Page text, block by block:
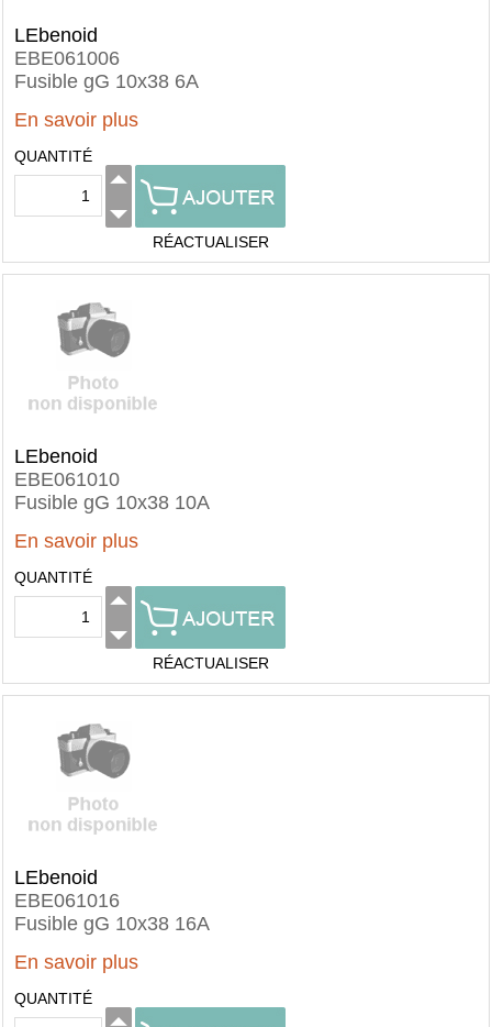
LEbenoid
EBE061006
Fusible gG 10x38 6A
En savoir plus
QUANTITÉ
RÉACTUALISER
LEbenoid
EBE061010
Fusible gG 10x38 10A
En savoir plus
QUANTITÉ
RÉACTUALISER
LEbenoid
EBE061016
Fusible gG 10x38 16A
En savoir plus
QUANTITÉ